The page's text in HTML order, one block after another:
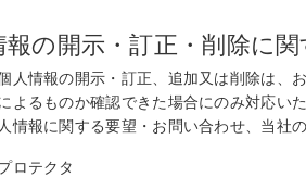
報の開示・訂正・削除に
人情報の開示・訂正、追加又は削除は、
よるものか確認できた場合にのみ対応い
情報に関する要望・お問い合わせ、当社
ロテクタ